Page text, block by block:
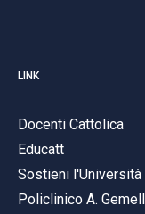
LINK
Docenti Cattolica
Educatt
Sostieni l'Università
Policlinico A.